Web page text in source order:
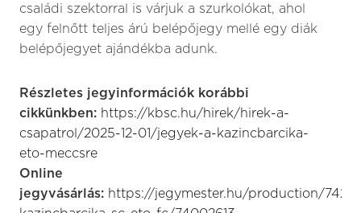
családi szektorral is várjuk a szurkolókat, ahol
egy felnőtt teljes árú belépőjegy mellé egy diák
belépőjegyet ajándékba adunk.
Részletes jegyinformációk korábbi
cikkünkben: https://kbsc.hu/hirek/hirek-a-
csapatrol/2025-12-01/jegyek-a-kazincbarcika-
eto-meccsre
Online
jegyvásárlás: https://jegymester.hu/production/